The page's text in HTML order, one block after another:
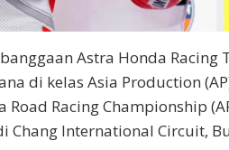
Astra Honda Racing
di kelas Asia Production
Racing Championship
Chang International Circuit,